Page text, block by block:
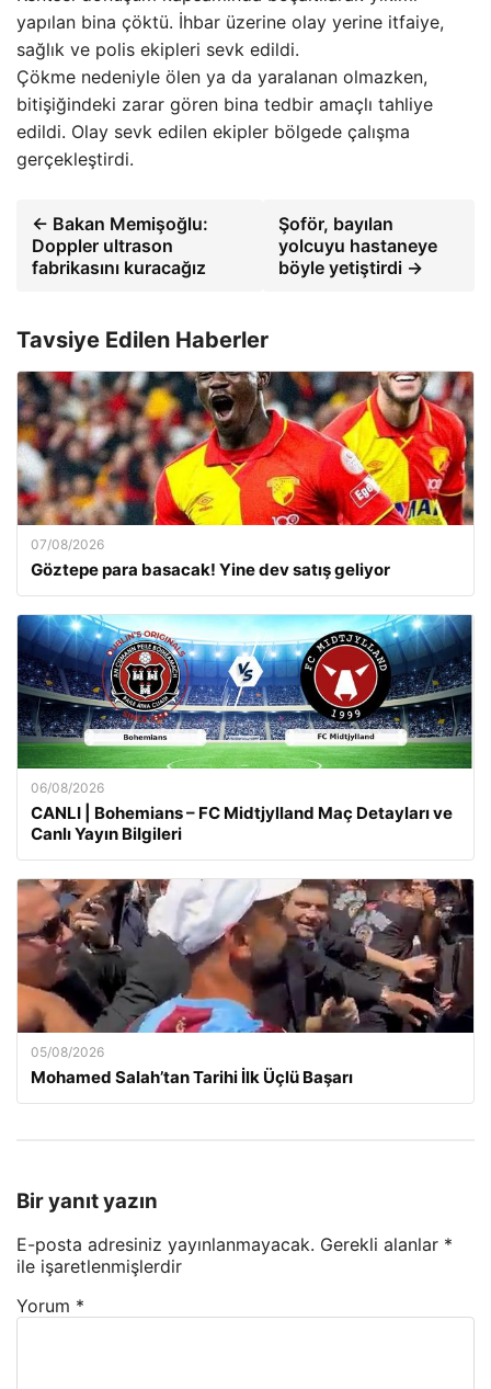
yapılan bina çöktü. İhbar üzerine olay yerine itfaiye,
sağlık ve polis ekipleri sevk edildi.
Çökme nedeniyle ölen ya da yaralanan olmazken,
bitişiğindeki zarar gören bina tedbir amaçlı tahliye
edildi. Olay sevk edilen ekipler bölgede çalışma
gerçekleştirdi.
← Bakan Memişoğlu:
Doppler ultrason
fabrikasını kuracağız
Şoför, bayılan
yolcuyu hastaneye
böyle yetiştirdi →
Tavsiye Edilen Haberler
07/08/2026
Göztepe para basacak! Yine dev satış geliyor
06/08/2026
CANLI | Bohemians – FC Midtjylland Maç Detayları ve
Canlı Yayın Bilgileri
05/08/2026
Mohamed Salah’tan Tarihi İlk Üçlü Başarı
Bir yanıt yazın
E-posta adresiniz yayınlanmayacak. Gerekli alanlar *
ile işaretlenmişlerdir
Yorum *